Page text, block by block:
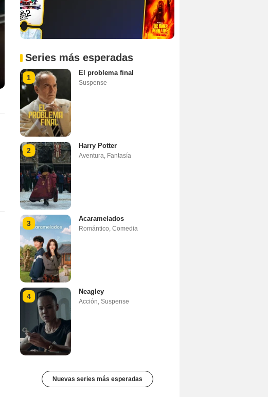
Series más esperadas
1
El problema final
Suspense
2
Harry Potter
Aventura Fantasía
3
Acaramelados
Romántico Comedia
4
Neagley
Acción Suspense
Nuevas series más esperadas